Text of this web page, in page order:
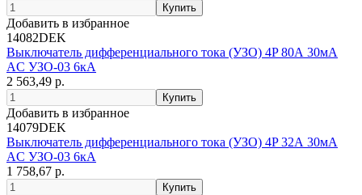
Добавить в избранное
14082DEK
Выключатель дифференциального тока (УЗО) 4P 80А 30мА
AC УЗО-03 6кА
2 563,49 р.
Добавить в избранное
14079DEK
Выключатель дифференциального тока (УЗО) 4P 32А 30мА
AC УЗО-03 6кА
1 758,67 р.